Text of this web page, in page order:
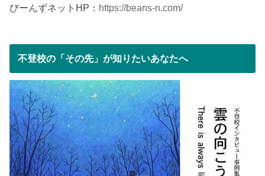
びーんずネットHP： https://beans-n.com/
不登校の「その先」が知りたいあなたへ